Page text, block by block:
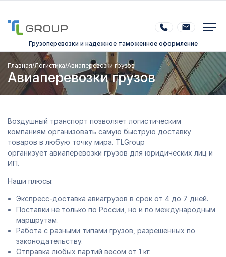
Грузоперевозки и надежное таможенное оформление
Главная/Логистика/Авиаперевозки грузов
Авиаперевозки грузов
Воздушный транспорт позволяет логистическим
компаниям организовать самую быструю доставку
товаров в любую точку мира. TLGroup
организует авиаперевозки грузов для юридических лиц и
ИП.
Наши плюсы:
Экспресс-доставка авиагрузов в срок от 4 до 7 дней.
Поставки не только по России, но и по международным
маршрутам.
Работа с разными типами грузов, разрешенных по
законодательству.
Отправка любых партий весом от 1 кг.